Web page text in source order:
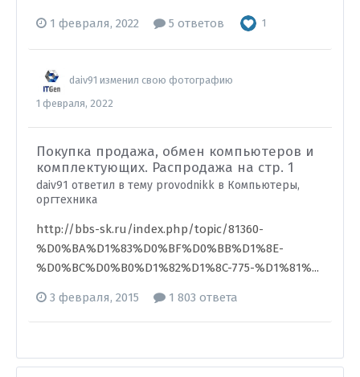
1 февраля, 2022 5 ответов 1
daiv91 изменил свою фотографию
1 февраля, 2022
Покупка продажа, обмен компьютеров и
комплектующих. Распродажа на стр. 1
daiv91 ответил в тему provodnikk в Компьютеры,
оргтехника
http://bbs-sk.ru/index.php/topic/81360-
%D0%BA%D1%83%D0%BF%D0%BB%D1%8E-
%D0%BC%D0%B0%D1%82%D1%8C-775-%D1%81%...
3 февраля, 2015 1 803 ответа